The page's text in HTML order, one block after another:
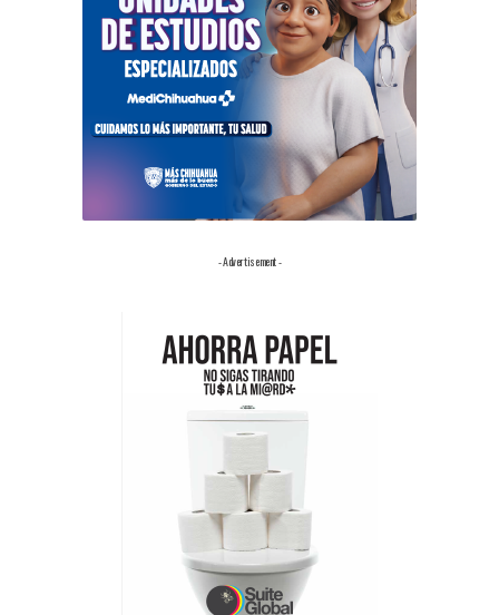
- Advertisement -